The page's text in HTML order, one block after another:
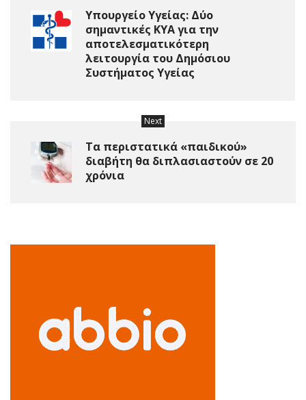
Υπουργείο Υγείας: Δύο
σημαντικές ΚΥΑ για την
αποτελεσματικότερη
λειτουργία του Δημόσιου
Συστήματος Υγείας
Next
Τα περιστατικά «παιδικού»
διαβήτη θα διπλασιαστούν σε 20
χρόνια